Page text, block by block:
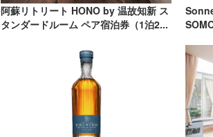
阿蘇リトリート HONO by 温故知新 ス
タンダードルーム ペア宿泊券（1泊2...